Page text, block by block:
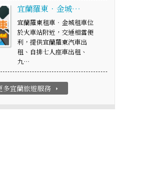
宜蘭羅東‧金城…
宜蘭羅東租車‧金城租車位
於火車站附近，交通相當便
利，提供宜蘭羅東汽車出
租、自排七人座車出租、
九…
多宜蘭旅遊服務 arrow_right